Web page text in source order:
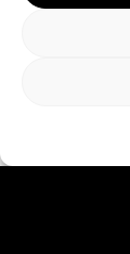
Part. IVA
Rimani